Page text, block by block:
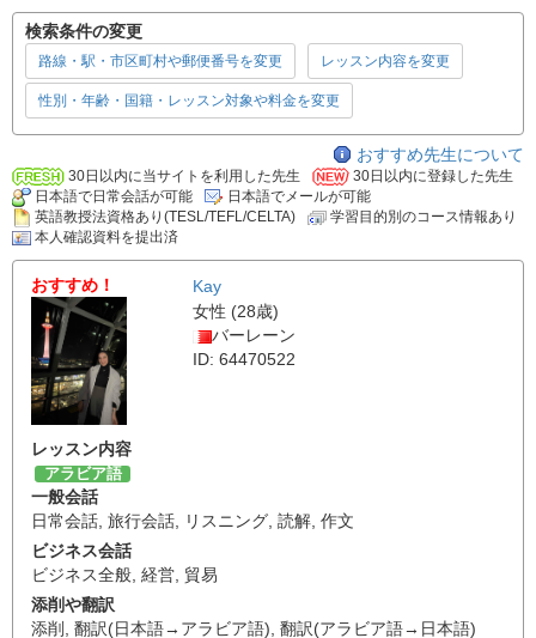
検索条件の変更
路線・駅・市区町村や郵便番号を変更 レッスン内容を変更
性別・年齢・国籍・レッスン対象や料金を変更
おすすめ先生について
30日以内に当サイトを利用した先生
30日以内に登録した先生
日本語で日常会話が可能
日本語でメールが可能
英語教授法資格あり(TESL/TEFL/CELTA)
学習目的別のコース情報あり
本人確認資料を提出済
おすすめ！
Kay
女性 (28歳)
バーレーン
ID: 64470522
レッスン内容
アラビア語
一般会話
日常会話 旅行会話 リスニング 読解 作文
ビジネス会話
ビジネス全般 経営 貿易
添削や翻訳
添削
翻訳(日本語→アラビア語) 翻訳(アラビア語→日本語)